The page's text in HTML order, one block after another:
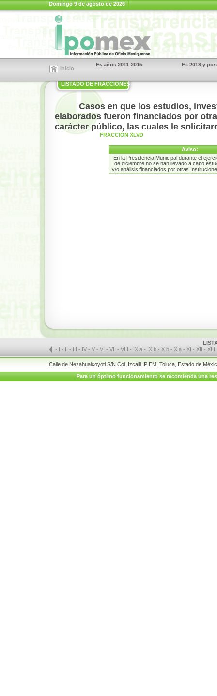
Domingo 9 de agosto de 2026
Inicio
Fr. años 2011-2015 Fr. 2018 y
LISTADO DE FRACCIONES
Casos en que los estudios,
elaborados fueron financiados por
carácter público, las cuales le
FRACCIÓN XLVD
Aviso:
En la Presidencia Municipal durante el
de diciembre no se han llevado a cabo
y/o análisis financiados por otras
- I- II- III- IV-V-VI-VII-VIII- IX a - IX b - X b - X a - XI- XII- XIII
Calle de Nezahualcoyotl S/N Col. Izcalli IPIEM, Toluca, Estado de
Para un óptimo funcionamiento se recomienda una